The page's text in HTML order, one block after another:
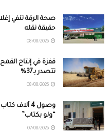
صحة الرقة تنفي
حقيقة نقله
تتصدر بـ37%
وصول 4
“ولو بكتاب”